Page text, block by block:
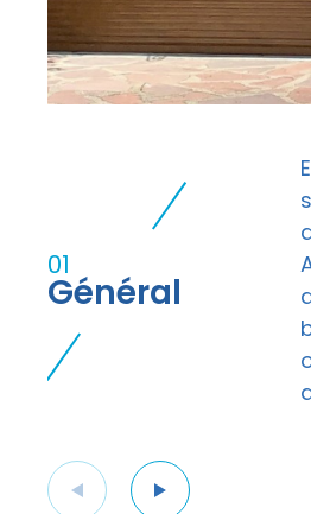
01
Général